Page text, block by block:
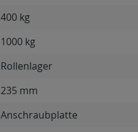
400 kg
1000 kg
Rollenlager
235 mm
Anschraubplatte